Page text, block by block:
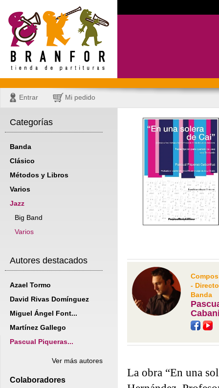
Entrar Mi pedido
Categorías
Banda
Clásico
Métodos y Libros
Varios
Jazz
Big Band
Varios
Autores destacados
Azael Tormo
David Rivas Domínguez
Miguel Ángel Font...
Martínez Gallego
Pascual Piqueras...
Ver más autores
Colaboradores
-
Banda
La obra “En una